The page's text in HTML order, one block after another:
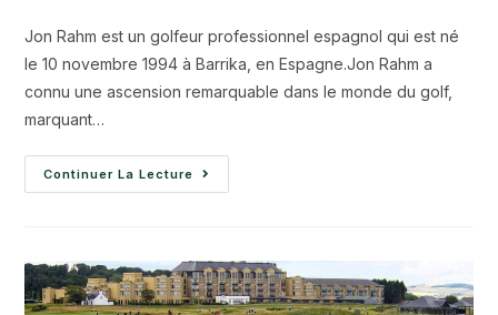
Jon Rahm est un golfeur professionnel espagnol qui est né
le 10 novembre 1994 à Barrika, en Espagne.Jon Rahm a
connu une ascension remarquable dans le monde du golf,
marquant…
Continuer La Lecture